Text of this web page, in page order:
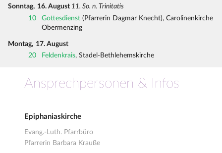
Sonntag, 16. August 11. So. n. Trinitatis
10
Gottesdienst (Pfarrerin Dagmar Knecht), Carolinenkirche
Obermenzing
Montag, 17. August
20
Feldenkrais, Stadel-Bethlehemskirche
Ansprechpersonen & Infos
Epiphaniaskirche
Evang.-Luth. Pfarrbüro
Pfarrerin Barbara Krauße